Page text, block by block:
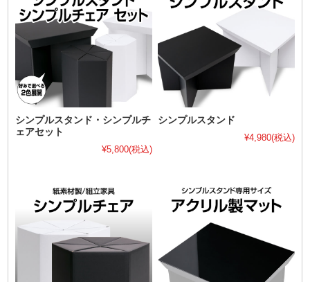
シンプルスタンド・シンプルチ
ェアセット
¥5,800(税込)
シンプルスタンド
¥4,980(税込)